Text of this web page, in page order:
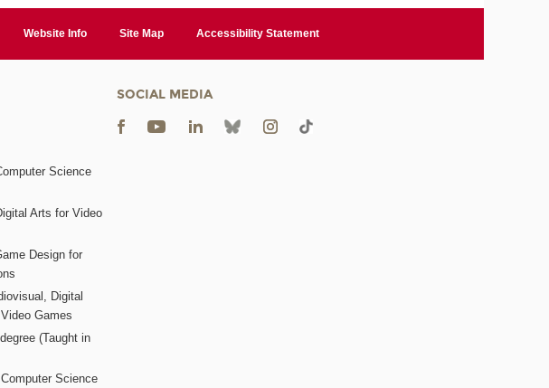
Website Info Site Map Accessibility Statement
Science
Arts for Video
Design for
Digital
Games
(Taught in
Science
SOCIAL MEDIA